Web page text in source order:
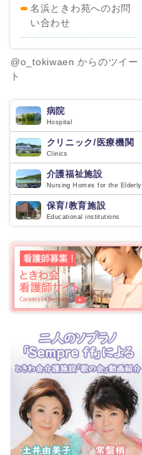
名浜ときわ苑へのお問
い合わせ
@o_tokiwaen からのツイー
ト
病院
Hospital
クリニック/医療機関
Clinics
介護福祉施設
Nursing Homes for the Elderly
保育/教育施設
Educational institutions